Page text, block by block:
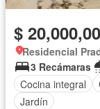
$
Residencial
3 Recámaras
Cocina integral
Jardín